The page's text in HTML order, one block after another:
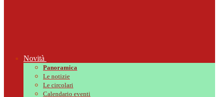
Novità
Panoramica
Le notizie
Le circolari
Calendario eventi